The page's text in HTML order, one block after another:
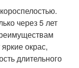
через 5 лет
окрас,
длительного